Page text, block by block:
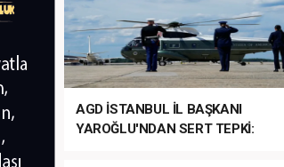
AGD İSTANBUL İL BAŞKANI
YAROĞLU'NDAN SERT TEPKİ: